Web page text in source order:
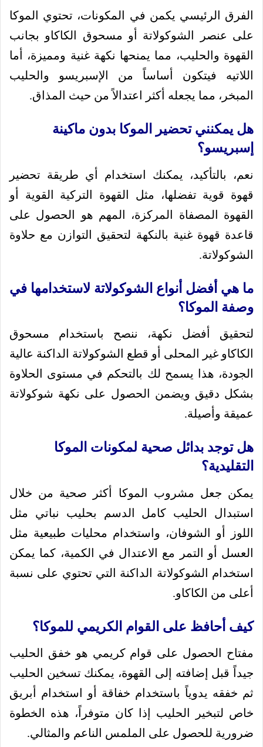
الفرق الرئيسي يكمن في المكونات، تحتوي الموكا
على عنصر الشوكولاتة أو مسحوق الكاكاو بجانب
القهوة والحليب، مما يمنحها نكهة غنية ومميزة، أما
اللاتيه فيتكون أساساً من الإسبريسو والحليب
المبخر، مما يجعله أكثر اعتدالاً من حيث المذاق.
هل يمكنني تحضير الموكا بدون ماكينة
إسبريسو؟
نعم، بالتأكيد، يمكنك استخدام أي طريقة تحضير
قهوة قوية تفضلها، مثل القهوة التركية القوية أو
القهوة المصفاة المركزة، المهم هو الحصول على
قاعدة قهوة غنية بالنكهة لتحقيق التوازن مع حلاوة
الشوكولاتة.
ما هي أفضل أنواع الشوكولاتة لاستخدامها في
وصفة الموكا؟
لتحقيق أفضل نكهة، ننصح باستخدام مسحوق
الكاكاو غير المحلى أو قطع الشوكولاتة الداكنة عالية
الجودة، هذا يسمح لك بالتحكم في مستوى الحلاوة
بشكل دقيق ويضمن الحصول على نكهة شوكولاتة
عميقة وأصيلة.
هل توجد بدائل صحية لمكونات الموكا
التقليدية؟
يمكن جعل مشروب الموكا أكثر صحية من خلال
استبدال الحليب كامل الدسم بحليب نباتي مثل
اللوز أو الشوفان، واستخدام محليات طبيعية مثل
العسل أو التمر مع الاعتدال في الكمية، كما يمكن
استخدام الشوكولاتة الداكنة التي تحتوي على نسبة
أعلى من الكاكاو.
كيف أحافظ على القوام الكريمي للموكا؟
مفتاح الحصول على قوام كريمي هو خفق الحليب
جيداً قبل إضافته إلى القهوة، يمكنك تسخين الحليب
ثم خفقه يدوياً باستخدام خفاقة أو استخدام أبريق
خاص لتبخير الحليب إذا كان متوفراً، هذه الخطوة
ضرورية للحصول على الملمس الناعم والمثالي.